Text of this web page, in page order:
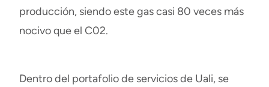
producción, siendo este gas casi 80 veces más
nocivo que el C02.
Dentro del portafolio de servicios de Uali, se